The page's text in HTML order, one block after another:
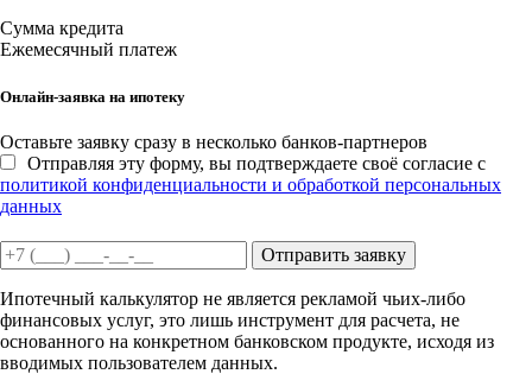
Сумма кредита
Ежемесячный платеж
Онлайн-заявка на ипотеку
Оставьте заявку сразу в несколько банков-партнеров
Отправляя эту форму, вы подтверждаете своё согласие с
политикой конфиденциальности и обработкой персональных
данных
Отправить заявку
Ипотечный калькулятор не является рекламой чьих-либо
финансовых услуг, это лишь инструмент для расчета, не
основанного на конкретном банковском продукте, исходя из
вводимых пользователем данных.